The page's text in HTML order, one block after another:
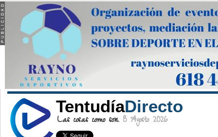
TentudíaDirecto
Las cosas como son. 8 Agosto 2026